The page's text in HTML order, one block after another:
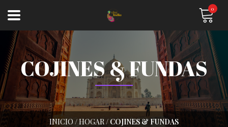
0
INICIO /HOGAR/ COJINES & FUNDAS
COJINES & FUNDAS